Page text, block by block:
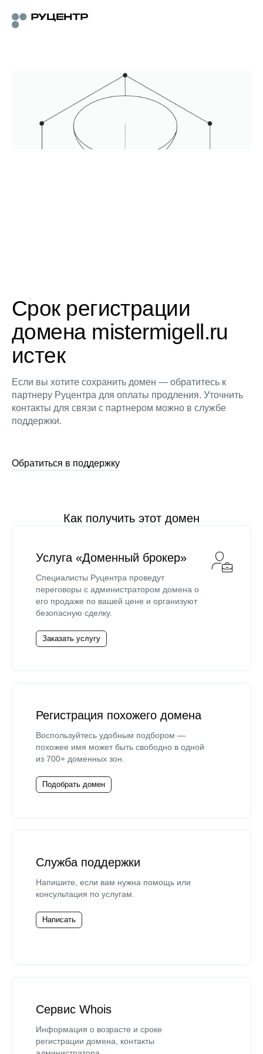
Срок регистрации
домена mistermigell.ru
истек
Если вы хотите сохранить домен — обратитесь к
партнеру Руцентра для оплаты продления. Уточнить
контакты для связи с партнером можно в службе
поддержки.
Обратиться в поддержку
Как получить этот домен
Услуга «Доменный брокер»
Специалисты Руцентра проведут
переговоры с администратором домена о
его продаже по вашей цене и организуют
безопасную сделку.
Заказать услугу
Регистрация похожего домена
Воспользуйтесь удобным подбором —
похожее имя может быть свободно в одной
из 700+ доменных зон.
Подобрать домен
Служба поддержки
Напишите, если вам нужна помощь или
консультация по услугам.
Написать
Сервис Whois
Информация о возрасте и сроке
регистрации домена, контакты